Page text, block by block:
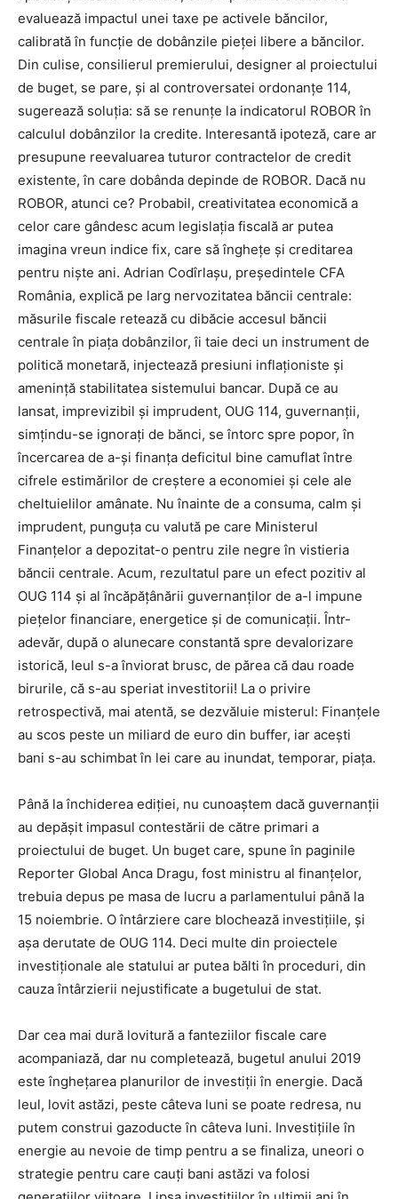
evaluează impactul unei taxe pe activele băncilor,
calibrată în funcție de dobânzile pieței libere a băncilor.
Din culise, consilierul premierului, designer al proiectului
de buget, se pare, și al controversatei ordonanțe 114,
sugerează soluția: să se renunțe la indicatorul ROBOR în
calculul dobânzilor la credite. Interesantă ipoteză, care ar
presupune reevaluarea tuturor contractelor de credit
existente, în care dobânda depinde de ROBOR. Dacă nu
ROBOR, atunci ce? Probabil, creativitatea economică a
celor care gândesc acum legislația fiscală ar putea
imagina vreun indice fix, care să înghețe și creditarea
pentru niște ani. Adrian Codîrlașu, președintele CFA
România, explică pe larg nervozitatea băncii centrale:
măsurile fiscale retează cu dibăcie accesul băncii
centrale în piața dobânzilor, îi taie deci un instrument de
politică monetară, injectează presiuni inflaționiste și
amenință stabilitatea sistemului bancar. După ce au
lansat, imprevizibil și imprudent, OUG 114, guvernanții,
simțindu-se ignorați de bănci, se întorc spre popor, în
încercarea de a-și finanța deficitul bine camuflat între
cifrele estimărilor de creștere a economiei și cele ale
cheltuielilor amânate. Nu înainte de a consuma, calm și
imprudent, punguța cu valută pe care Ministerul
Finanțelor a depozitat-o pentru zile negre în vistieria
băncii centrale. Acum, rezultatul pare un efect pozitiv al
OUG 114 și al încăpățânării guvernanților de a-l impune
piețelor financiare, energetice și de comunicații. Într-
adevăr, după o alunecare constantă spre devalorizare
istorică, leul s-a înviorat brusc, de părea că dau roade
birurile, că s-au speriat investitorii! La o privire
retrospectivă, mai atentă, se dezvăluie misterul: Finanțele
au scos peste un miliard de euro din buffer, iar acești
bani s-au schimbat în lei care au inundat, temporar, piața.
Până la închiderea ediției, nu cunoaștem dacă guvernanții
au depășit impasul contestării de către primari a
proiectului de buget. Un buget care, spune în paginile
Reporter Global Anca Dragu, fost ministru al finanțelor,
trebuia depus pe masa de lucru a parlamentului până la
15 noiembrie. O întârziere care blochează investițiile, și
așa derutate de OUG 114. Deci multe din proiectele
investiționale ale statului ar putea bălti în proceduri, din
cauza întârzierii nejustificate a bugetului de stat.
Dar cea mai dură lovitură a fanteziilor fiscale care
acompaniază, dar nu completează, bugetul anului 2019
este înghețarea planurilor de investiții în energie. Dacă
leul, lovit astăzi, peste câteva luni se poate redresa, nu
putem construi gazoducte în câteva luni. Investițiile în
energie au nevoie de timp pentru a se finaliza, uneori o
strategie pentru care cauți bani astăzi va folosi